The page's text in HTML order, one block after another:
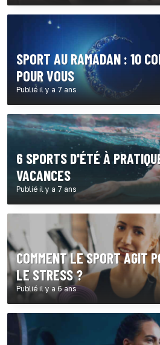
SPORT AU RAMADAN : 10
POUR VOUS
Publié il y a 7 ans
6 SPORTS D'ÉTÉ À
VACANCES
Publié il y a 7 ans
COMMENT LE SPORT AGIT
LE STRESS ?
Publié il y a 6 ans